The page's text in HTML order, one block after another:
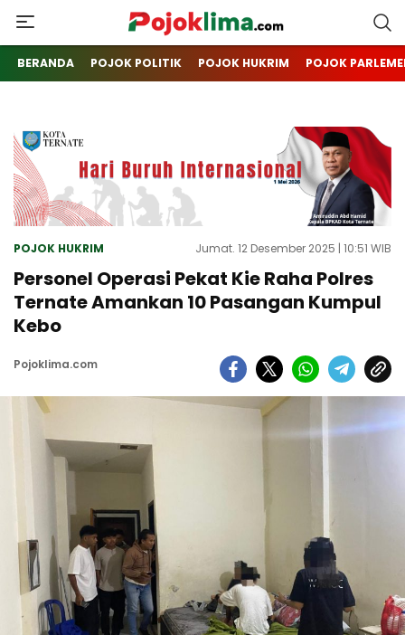
pojoklima.com
Mojokin
BERANDA POJOK POLITIK POJOK HUKRIM POJOK
POJOK HUKRIM Jumat. 12 Desember 2025 | 10:51 WIB
Personel Operasi Pekat Kie Raha Polres
Ternate Amankan 10 Pasangan Kumpul
Kebo
Pojoklima.com